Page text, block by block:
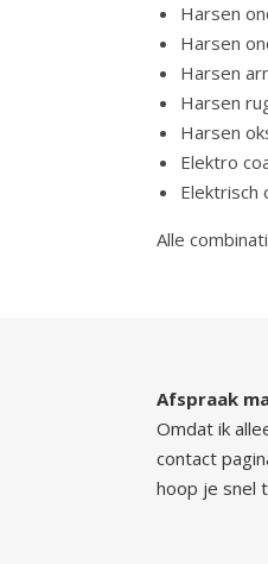
Harsen
Harsen
Harsen
Harsen
Harsen
Elektro
Elektrisch
Alle
Afspraak
Omdat ik
contact
hoop je snel